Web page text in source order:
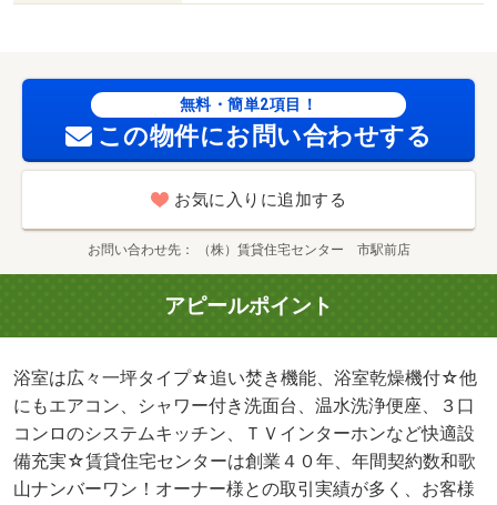
無料・簡単2項目！
この物件にお問い合わせする
お気に入りに追加する
お問い合わせ先 （株）賃貸住宅センター 市駅前店
アピールポイント
浴室は広々一坪タイプ☆追い焚き機能、浴室乾燥機付☆他
にもエアコン、シャワー付き洗面台、温水洗浄便座、３口
コンロのシステムキッチン、ＴＶインターホンなど快適設
備充実☆賃貸住宅センターは創業４０年、年間契約数和歌
山ナンバーワン！オーナー様との取引実績が多く、お客様